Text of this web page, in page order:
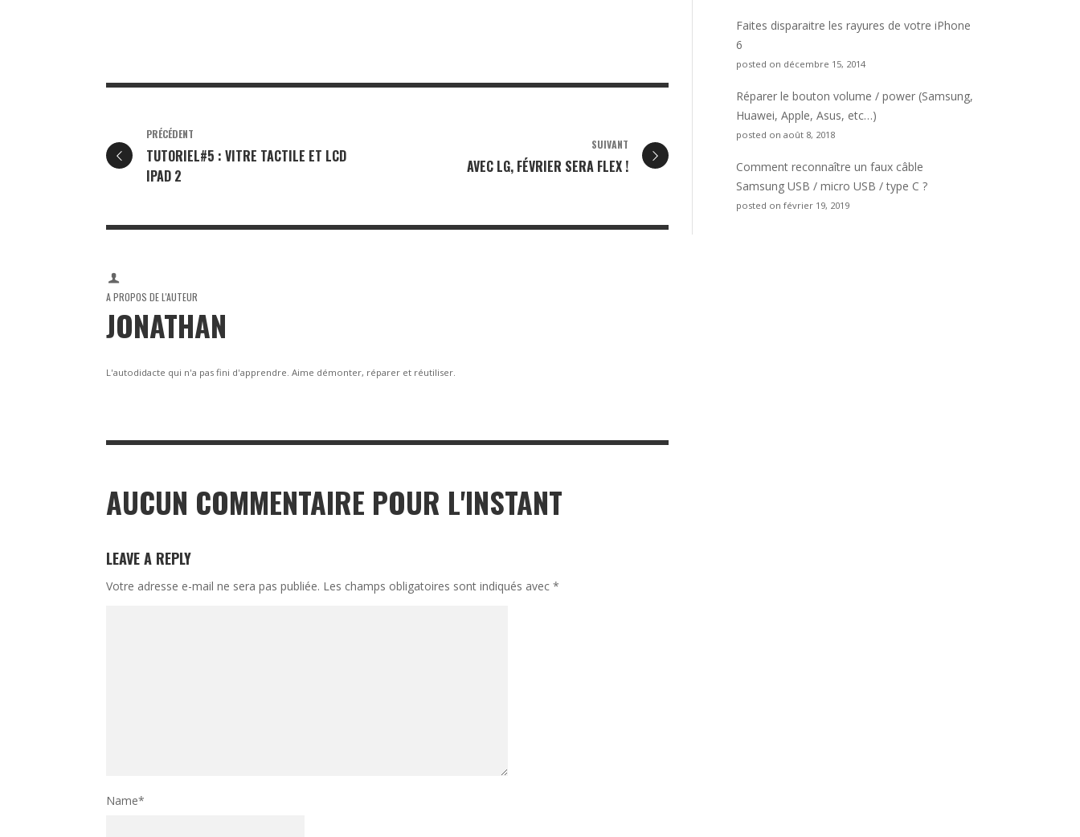
PRÉCÉDENT
TUTORIEL#5 : VITRE TACTILE ET LCD
IPAD 2
SUIVANT
AVEC LG, FÉVRIER SERA FLEX !
A PROPOS DE L'AUTEUR
JONATHAN
L'autodidacte qui n'a pas fini d'apprendre. Aime démonter, réparer et réutiliser.
AUCUN COMMENTAIRE POUR L'INSTANT
LEAVE A REPLY
Votre adresse e-mail ne sera pas publiée. Les champs obligatoires sont indiqués avec *
Name*
Faites disparaitre les rayures de votre iPhone
6
posted on décembre 15, 2014
Réparer le bouton volume / power (Samsung,
Huawei, Apple, Asus, etc…)
posted on août 8, 2018
Comment reconnaître un faux câble
Samsung USB / micro USB / type C ?
posted on février 19, 2019